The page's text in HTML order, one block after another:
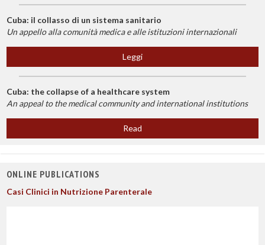
Cuba: il collasso di un sistema sanitario
Un appello alla comunità medica e alle istituzioni internazionali
Leggi
Cuba: the collapse of a healthcare system
An appeal to the medical community and international institutions
Read
ONLINE PUBLICATIONS
Casi Clinici in Nutrizione Parenterale